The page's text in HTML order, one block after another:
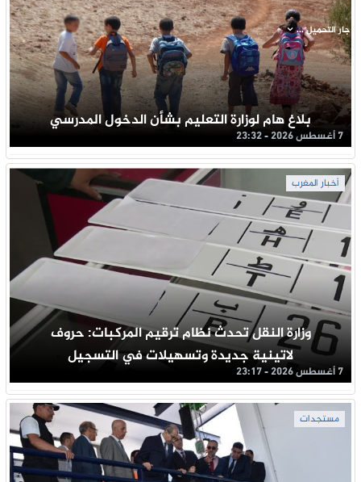
بلاغ هام لوزارة التعليم بشأن الدخول المدرسي
7 أغسطس 2026 - 23:32
أخبار المغرب
وزارة النقل تحدث نظام ترقيم المركبات: حروف
لاتينية جديدة وتسهيلات في التسجيل
7 أغسطس 2026 - 23:17
مستجدات
جار التحميل ...